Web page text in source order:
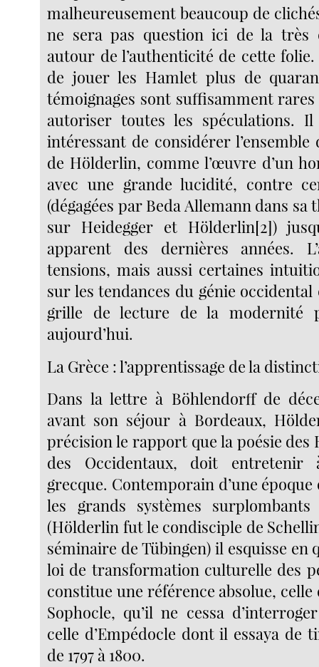
malheureusement beaucoup de
ne sera pas question ici de la très
autour de l’authenticité de cette
de jouer les Hamlet plus de
témoignages sont suffisamment
autoriser toutes les spéculations.
intéressant de considérer
de Hölderlin, comme l’œuvre d’un
avec une grande lucidité, contre
(dégagées par Beda Allemann dans sa
sur Heidegger et Hölderlin[2])
apparent des dernières années.
tensions, mais aussi certaines
sur les tendances du génie
grille de lecture de la modernité
aujourd’hui.
La Grèce : l’apprentissage de la
Dans la lettre à Böhlendorff de
avant son séjour à Bordeaux,
précision le rapport que la poésie des
des Occidentaux, doit entretenir
grecque. Contemporain d’une
les grands systèmes
(Hölderlin fut le condisciple de
séminaire de Tübingen) il esquisse en
loi de transformation culturelle des
constitue une référence absolue,
Sophocle, qu’il ne cessa
celle d’Empédocle dont il essaya de
de 1797 à 1800.